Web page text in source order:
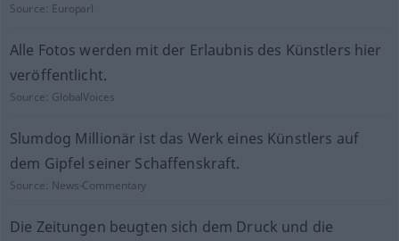
Source: Europarl
Alle Fotos werden mit der Erlaubnis des Künstlers hier
veröffentlicht.
Source: GlobalVoices
Slumdog Millionär ist das Werk eines Künstlers auf
dem Gipfel seiner Schaffenskraft.
Source: News-Commentary
Die Zeitungen beugten sich dem Druck und die